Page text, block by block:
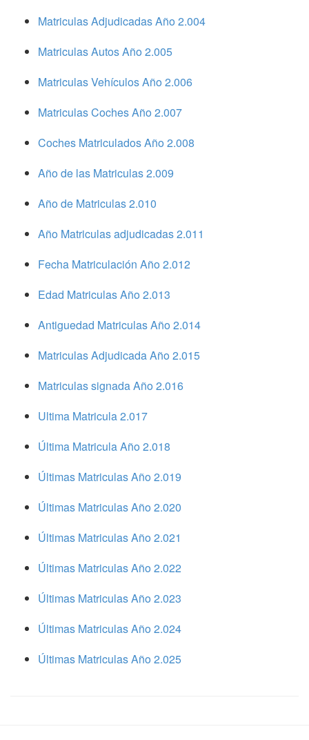
Matriculas Adjudicadas Año 2.004
Matriculas Autos Año 2.005
Matriculas Vehículos Año 2.006
Matriculas Coches Año 2.007
Coches Matriculados Año 2.008
Año de las Matriculas 2.009
Año de Matriculas 2.010
Año Matriculas adjudicadas 2.011
Fecha Matriculación Año 2.012
Edad Matriculas Año 2.013
Antiguedad Matriculas Año 2.014
Matriculas Adjudicada Año 2.015
Matriculas signada Año 2.016
Ultima Matricula 2.017
Última Matricula Año 2.018
Últimas Matriculas Año 2.019
Últimas Matriculas Año 2.020
Últimas Matriculas Año 2.021
Últimas Matriculas Año 2.022
Últimas Matriculas Año 2.023
Últimas Matriculas Año 2.024
Últimas Matriculas Año 2.025